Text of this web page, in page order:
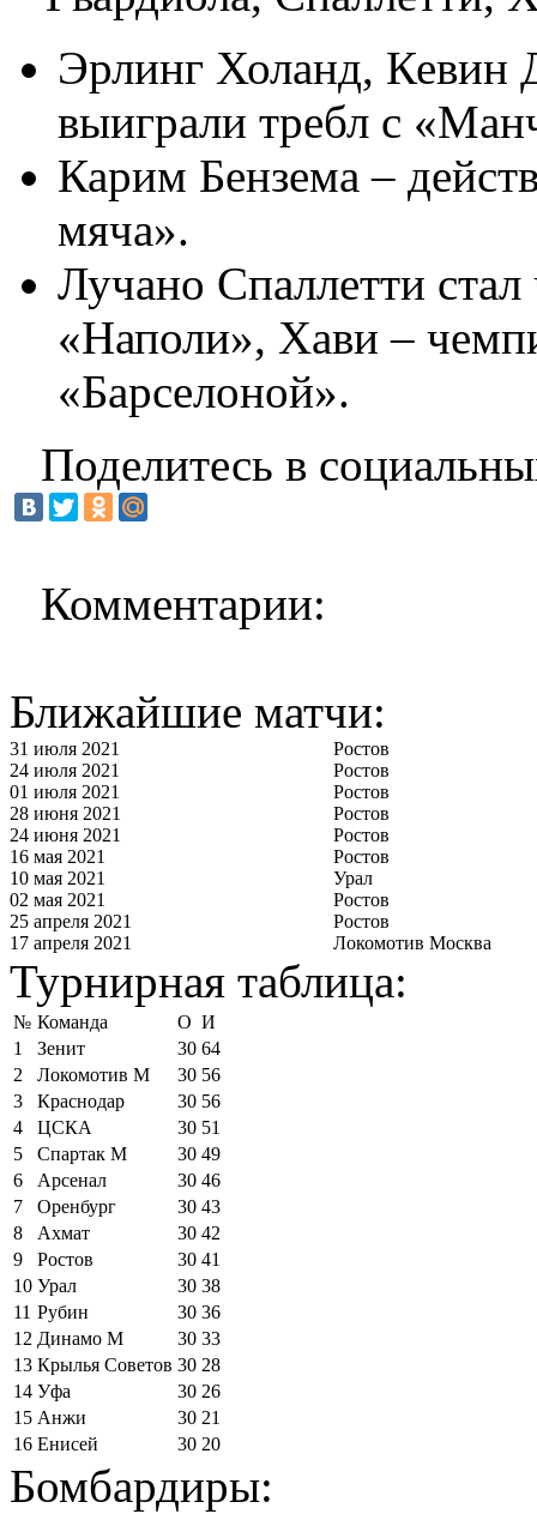
Эрлинг Холанд, Кевин
выиграли требл с
Карим Бензема –
мяча».
Лучано Спаллетти
«Наполи», Хави –
«Барселоной».
Поделитесь в
Комментарии:
Ближайшие матчи:
31 июля 2021
Ростов
24 июля 2021
Ростов
01 июля 2021
Ростов
28 июня 2021
Ростов
24 июня 2021
Ростов
16 мая 2021
Ростов
10 мая 2021
Урал
02 мая 2021
Ростов
25 апреля 2021
Ростов
17 апреля 2021
Локомотив Москва
Турнирная таблица:
№ Команда О И
1
Зенит 30 64
2
Локомотив М 30 56
3
Краснодар 30 56
4
ЦСКА 30 51
5
Спартак М 30 49
6
Арсенал 30 46
7
Оренбург 30 43
8
Ахмат 30 42
9
Ростов 30 41
10 Урал 30 38
11 Рубин 30 36
12 Динамо М 30 33
13 Крылья Советов 30 28
14 Уфа 30 26
15 Анжи 30 21
16 Енисей 30 20
Бомбардиры: